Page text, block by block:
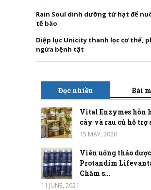
Rain Soul dinh dưỡng từ hạt để
tế bào
Diệp lục Unicity thanh lọc cơ thể,
ngừa bệnh tật
Đọc nhiều Bài
Vital Enzymes hỗn
cây và rau củ hỗ trợ
15 MAY, 2020
Viên uống thảo dược
Protandim
Chăm s...
11 JUNE, 2021